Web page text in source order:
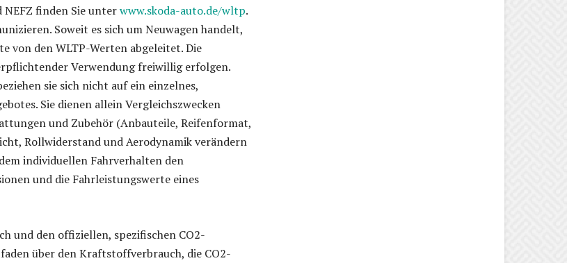
finden Sie unterwww.skoda-auto.de/wltp.
Soweit es sich um Neuwagen handelt,
von den WLTP-Werten abgeleitet. Die
Verwendung freiwillig erfolgen.
sie sich nicht auf ein einzelnes,
Sie dienen allein Vergleichszwecken
und Zubehör (Anbauteile, Reifenformat,
Rollwiderstand und Aerodynamik verändern
individuellen Fahrverhalten den
und die Fahrleistungswerte eines
und den offiziellen, spezifischen CO2-
über den Kraftstoffverbrauch, die CO2-